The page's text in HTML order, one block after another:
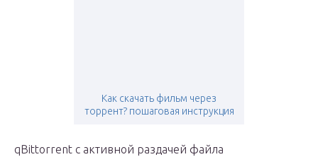
Как скачать фильм через
торрент? пошаговая инструкция
qBittorrent с активной раздачей файла